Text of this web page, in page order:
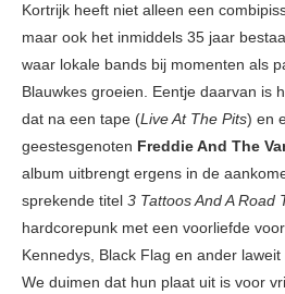
Kortrijk heeft niet alleen een
maar ook het inmiddels 35 jaar
waar lokale bands bij momenten als
Blauwkes groeien. Eentje daarvan is
dat na een tape (Live At The Pits) en
geestesgenoten Freddie And The
album uitbrengt ergens in de
sprekende titel 3 Tattoos And A Road
hardcorepunk met een voorliefde
Kennedys, Black Flag en ander
We duimen dat hun plaat uit is voor